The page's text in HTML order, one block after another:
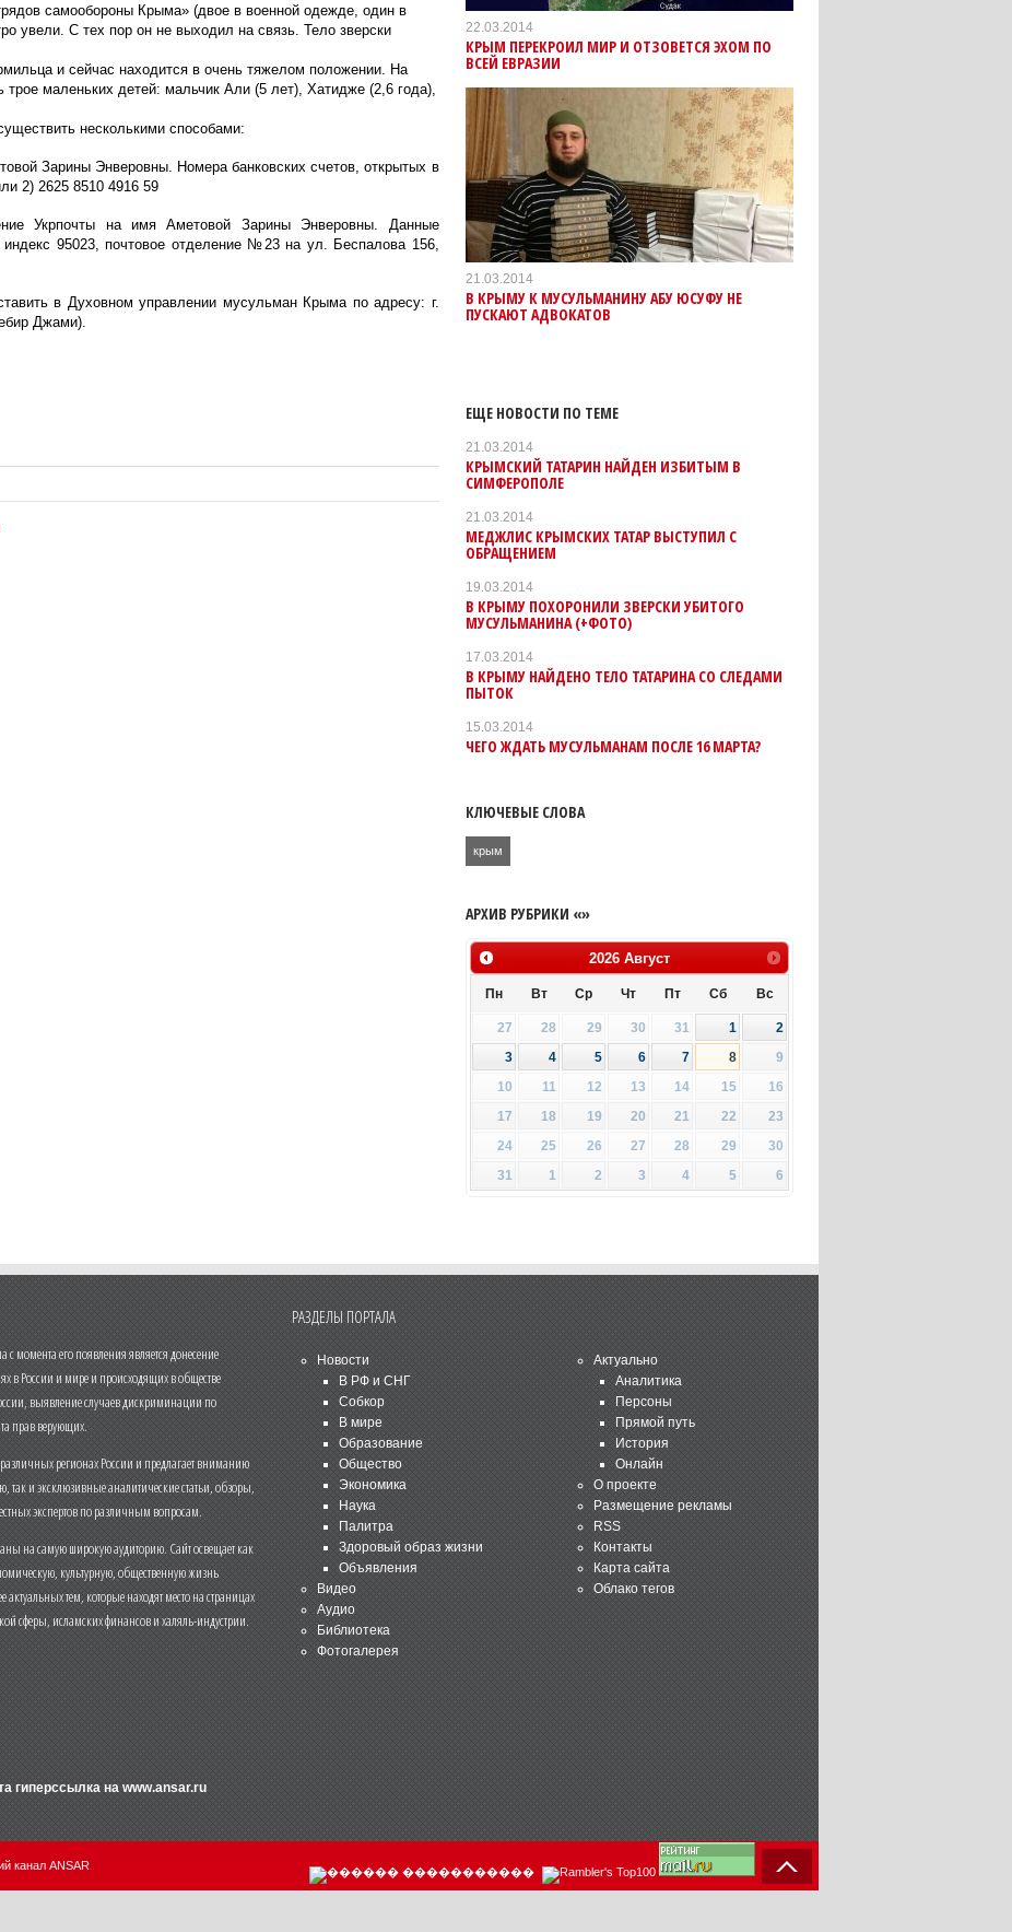
самообороны Крыма» (двое в военной одежде, один в
увели. С тех пор он не выходил на связь. Тело зверски
и сейчас находится в очень тяжелом положении. На
маленьких детей: мальчик Али (5 лет), Хатидже (2,6 года),
несколькими способами:
Зарины Энверовны. Номера банковских счетов, открытых в
2) 2625 8510 4916 59
Укрпочты на имя Аметовой Зарины Энверовны. Данные
индекс 95023, почтовое отделение №23 на ул. Беспалова 156,
в Духовном управлении мусульман Крыма по адресу: г.
Джами).
22.03.2014
КРЫМ ПЕРЕКРОИЛ МИР И ОТЗОВЕТСЯ ЭХОМ ПО
ВСЕЙ ЕВРАЗИИ
21.03.2014
В КРЫМУ К МУСУЛЬМАНИНУ АБУ ЮСУФУ НЕ
ПУСКАЮТ АДВОКАТОВ
ЕЩЕ НОВОСТИ ПО ТЕМЕ
21.03.2014
КРЫМСКИЙ ТАТАРИН НАЙДЕН ИЗБИТЫМ В
СИМФЕРОПОЛЕ
21.03.2014
МЕДЖЛИС КРЫМСКИХ ТАТАР ВЫСТУПИЛ С
ОБРАЩЕНИЕМ
19.03.2014
В КРЫМУ ПОХОРОНИЛИ ЗВЕРСКИ УБИТОГО
МУСУЛЬМАНИНА (+ФОТО)
17.03.2014
В КРЫМУ НАЙДЕНО ТЕЛО ТАТАРИНА СО СЛЕДАМИ
ПЫТОК
15.03.2014
ЧЕГО ЖДАТЬ МУСУЛЬМАНАМ ПОСЛЕ 16 МАРТА?
КЛЮЧЕВЫЕ СЛОВА
крым
АРХИВ РУБРИКИ «»
2026 Август
Пн Вт Ср Чт Пт Сб Вс
27 28 29 30 31 1
2
3
4 5 6 7 8
9
10
11 12 13 14 15
16
17
18 19 20 21 22
23
24
25 26 27 28 29
30
31
1 2 3 4 5 6
момента его появления является донесение
в России и мире и происходящих в обществе
выявление случаев дискриминации по
прав верующих.
регионах России и предлагает вниманию
и эксклюзивные аналитические статьи, обзоры,
экспертов по различным вопросам.
на самую широкую аудиторию. Сайт освещает как
культурную, общественную жизнь
тем, которые находят место на страницах
сферы, исламских финансов и халяль-индустрии.
гиперссылка на www.ansar.ru
РАЗДЕЛЫ ПОРТАЛА
Новости
В РФ и СНГ
Собкор
В мире
Образование
Общество
Экономика
Наука
Палитра
Здоровый образ жизни
Объявления
Видео
Аудио
Библиотека
Фотогалерея
Актуально
Аналитика
Персоны
Прямой путь
История
Онлайн
О проекте
Размещение рекламы
RSS
Контакты
Карта сайта
Облако тегов
канал ANSAR